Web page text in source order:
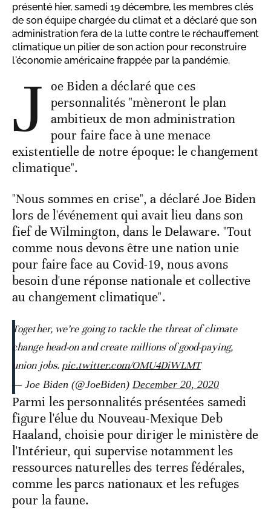
présenté hier, samedi 19 décembre, les membres clés
de son équipe chargée du climat et a déclaré que son
administration fera de la lutte contre le réchauffement
climatique un pilier de son action pour reconstruire
l'économie américaine frappée par la pandémie.
J oe Biden a déclaré que ces
personnalités "mèneront le plan
ambitieux de mon administration
pour faire face à une menace
existentielle de notre époque: le changement
climatique".
"Nous sommes en crise", a déclaré Joe Biden
lors de l'événement qui avait lieu dans son
fief de Wilmington, dans le Delaware. "Tout
comme nous devons être une nation unie
pour faire face au Covid-19, nous avons
besoin d'une réponse nationale et collective
au changement climatique".
Together, we’re going to tackle the threat of climate
change head-on and create millions of good-paying,
union jobs. pic.twitter.com/OMU4DiWLMT
— Joe Biden (@JoeBiden) December 20, 2020
Parmi les personnalités présentées samedi
figure l'élue du Nouveau-Mexique Deb
Haaland, choisie pour diriger le ministère de
l'Intérieur, qui supervise notamment les
ressources naturelles des terres fédérales,
comme les parcs nationaux et les refuges
pour la faune.